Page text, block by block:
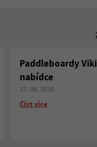
Paddleboardy
nabídce
27. 06. 2026
Číst více